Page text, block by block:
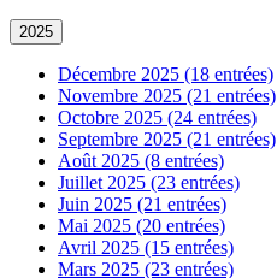
2025
Décembre 2025 (18 entrées)
Novembre 2025 (21 entrées)
Octobre 2025 (24 entrées)
Septembre 2025 (21 entrées)
Août 2025 (8 entrées)
Juillet 2025 (23 entrées)
Juin 2025 (21 entrées)
Mai 2025 (20 entrées)
Avril 2025 (15 entrées)
Mars 2025 (23 entrées)